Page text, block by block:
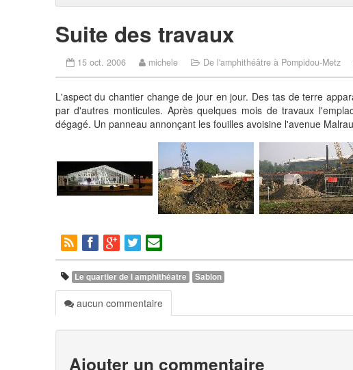
Suite des travaux
15 oct. 2006 michele De l'amphithéâtre à Pompidou-Metz
L'aspect du chantier change de jour en jour. Des tas de terre
par d'autres monticules. Après quelques mois de travaux
dégagé. Un panneau annonçant les fouilles avoisine l'avenue
Le quartier de l amphithéâtre Sablon
aucun commentaire
Ajouter un commentaire